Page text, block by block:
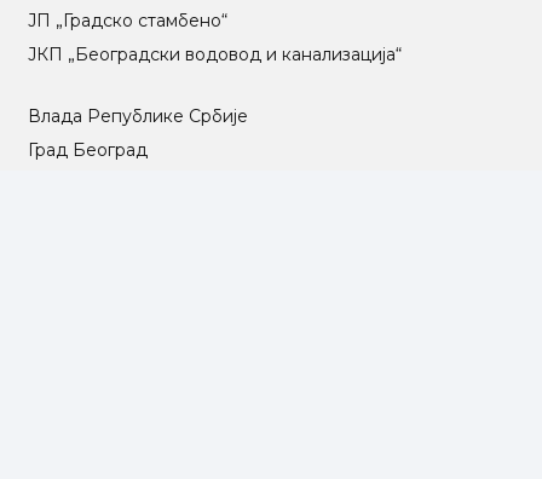
ЈП „Градско стамбено“
ЈКП „Београдски водовод и канализација“
Влада Републике Србије
Град Београд